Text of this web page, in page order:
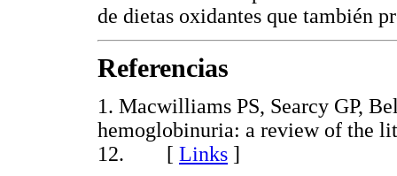
de dietas oxidantes que también
Referencias
1. Macwilliams PS, Searcy GP,
hemoglobinuria: a review of the
12. [ Links ]